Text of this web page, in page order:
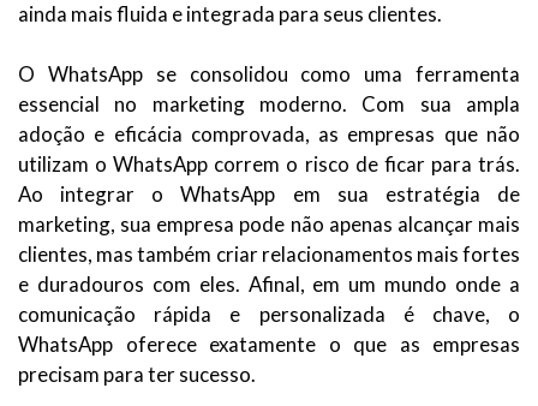
ainda mais fluida e integrada para seus clientes.
O WhatsApp se consolidou como uma ferramenta
essencial no marketing moderno. Com sua ampla
adoção e eficácia comprovada, as empresas que não
utilizam o WhatsApp correm o risco de ficar para trás.
Ao integrar o WhatsApp em sua estratégia de
marketing, sua empresa pode não apenas alcançar mais
clientes, mas também criar relacionamentos mais fortes
e duradouros com eles. Afinal, em um mundo onde a
comunicação rápida e personalizada é chave, o
WhatsApp oferece exatamente o que as empresas
precisam para ter sucesso.